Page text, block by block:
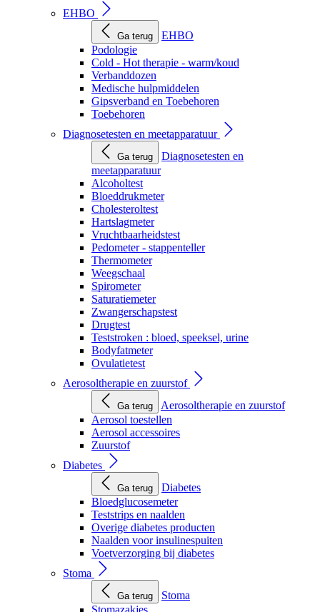
EHBO
Ga terug
EHBO
Podologie
Cold - Hot therapie - warm/koud
Verbanddozen
Medische hulpmiddelen
Gipsverband en Toebehoren
Toebehoren
Diagnosetesten en meetapparatuur
Ga terug
Diagnosetesten en
meetapparatuur
Alcoholtest
Bloeddrukmeter
Cholesteroltest
Hartslagmeter
Vruchtbaarheidstest
Pedometer - stappenteller
Thermometer
Weegschaal
Spirometer
Saturatiemeter
Zwangerschapstest
Drugtest
Teststroken : bloed, speeksel, urine
Bodyfatmeter
Ovulatietest
Aerosoltherapie en zuurstof
Ga terug
Aerosoltherapie en zuurstof
Aerosol toestellen
Aerosol accessoires
Zuurstof
Diabetes
Ga terug
Diabetes
Bloedglucosemeter
Teststrips en naalden
Overige diabetes producten
Naalden voor insulinespuiten
Voetverzorging bij diabetes
Stoma
Ga terug
Stoma
Stomazakjes